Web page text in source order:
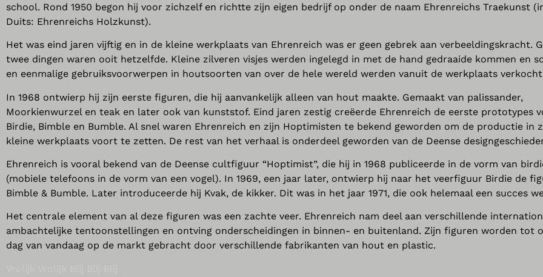
school. Rond 1950 begon hij voor zichzelf en richtte zijn eigen bedrijf op onder de naam Ehrenreichs Traekunst
Duits: Ehrenreichs Holzkunst).
Het was eind jaren vijftig en in de kleine werkplaats van Ehrenreich was er geen gebrek aan verbeeldingskracht.
twee dingen waren ooit hetzelfde. Kleine zilveren visjes werden ingelegd in met de hand gedraaide kommen en
en eenmalige gebruiksvoorwerpen in houtsoorten van over de hele wereld werden vanuit de werkplaats
In 1968 ontwierp hij zijn eerste figuren, die hij aanvankelijk alleen van hout maakte. Gemaakt van palissander,
Moorkienwurzel en teak en later ook van kunststof. Eind jaren zestig creëerde Ehrenreich de eerste prototypes
Birdie, Bimble en Bumble. Al snel waren Ehrenreich en zijn Hoptimisten te bekend geworden om de productie in
kleine werkplaats voort te zetten. De rest van het verhaal is onderdeel geworden van de Deense
Ehrenreich is vooral bekend van de Deense cultfiguur “Hoptimist”, die hij in 1968 publiceerde in de vorm van
(mobiele telefoons in de vorm van een vogel). In 1969, een jaar later, ontwierp hij naar het veerfiguur Birdie de
Bimble & Bumble. Later introduceerde hij Kvak, de kikker. Dit was in het jaar 1971, die ook helemaal een succes
Het centrale element van al deze figuren was een zachte veer. Ehrenreich nam deel aan verschillende
ambachtelijke tentoonstellingen en ontving onderscheidingen in binnen- en buitenland. Zijn figuren worden tot
dag van vandaag op de markt gebracht door verschillende fabrikanten van hout en plastic.